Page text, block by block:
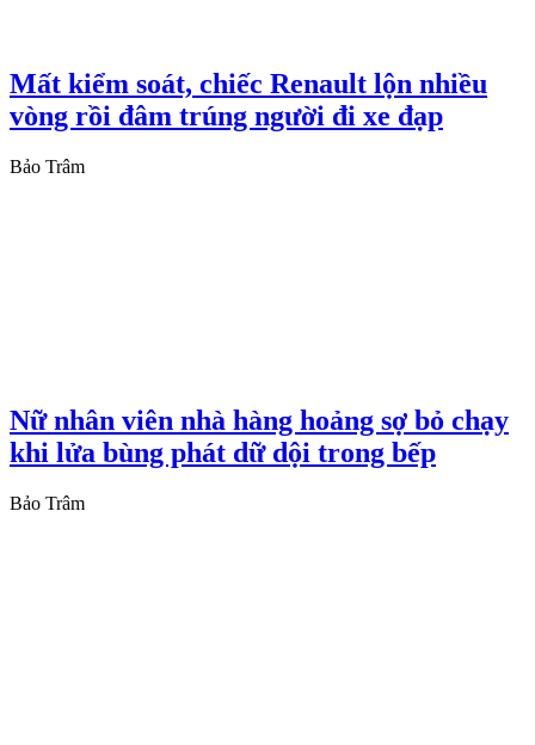
Mất kiểm soát, chiếc Renault lộn nhiều
vòng rồi đâm trúng người đi xe đạp
Bảo Trâm
Nữ nhân viên nhà hàng hoảng sợ bỏ chạy
khi lửa bùng phát dữ dội trong bếp
Bảo Trâm